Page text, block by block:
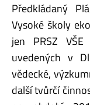
Předkládaný
Vysoké školy
jen PRSZ
uvedených v
vědecké,
další tvůrčí